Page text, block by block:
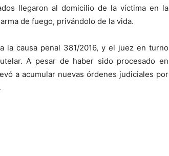
llegaron al domicilio de la víctima en la
de fuego, privándolo de la vida.
la causa penal 381/2016, y el juez en turno
A pesar de haber sido procesado en
a acumular nuevas órdenes judiciales por